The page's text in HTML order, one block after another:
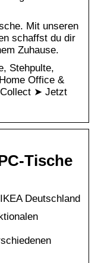
Mit unseren
schaffst du dir
Zuhause.
Stehpulte,
Office &
➤ Jetzt
Tische
Deutschland